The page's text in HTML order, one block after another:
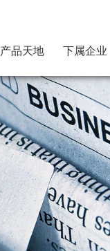
产品天地 下属企业